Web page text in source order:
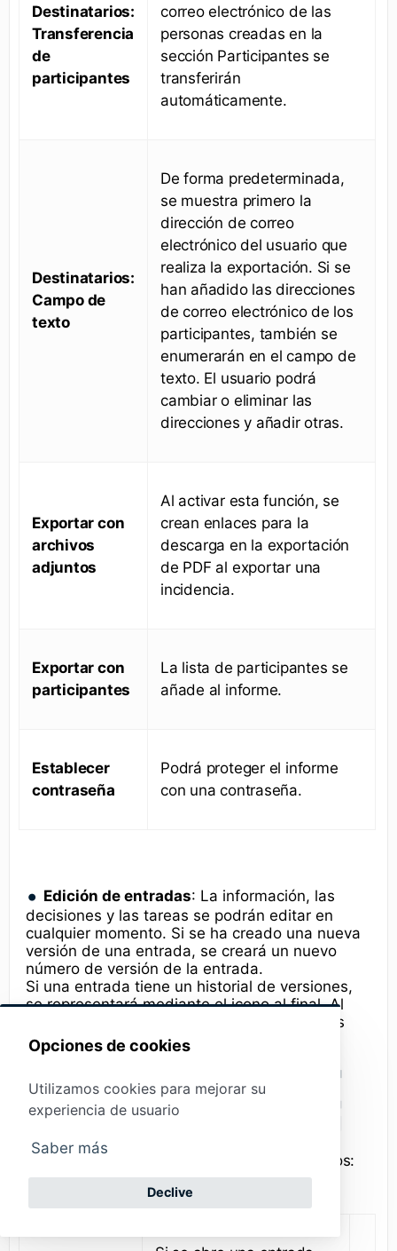
Opciones de cookies
Utilizamos cookies para mejorar su
experiencia de usuario
Saber más
Declive
Destinatarios:
Transferencia
de
participantes
correo electrónico de las
personas creadas en la
sección Participantes se
transferirán
automáticamente.
Destinatarios:
Campo de
texto
De forma predeterminada,
se muestra primero la
dirección de correo
electrónico del usuario que
realiza la exportación. Si se
han añadido las direcciones
de correo electrónico de los
participantes, también se
enumerarán en el campo de
texto. El usuario podrá
cambiar o eliminar las
direcciones y añadir otras.
Exportar con
archivos
adjuntos
Al activar esta función, se
crean enlaces para la
descarga en la exportación
de PDF al exportar una
incidencia.
Exportar con
participantes
La lista de participantes se
añade al informe.
Establecer
contraseña
Podrá proteger el informe
con una contraseña.
Edición de entradas: La información, las
decisiones y las tareas se podrán editar en
cualquier momento. Si se ha creado una nueva
versión de una entrada, se creará un nuevo
número de versión de la entrada.
Si una entrada tiene un historial de versiones,
se representará mediante el icono al final. Al
hacer clic en el icono, se tendrá acceso a las
versiones anteriores de una entrada.
Información detallada sobre los distintos iconos: